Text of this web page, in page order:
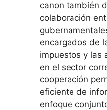
canon también
colaboración
encargados de
impuestos y las
en el sector
cooperación
eficiente de
enfoque